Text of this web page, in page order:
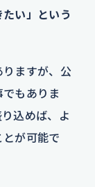
い」という
りますが、公
もありま
込めば、よ
が可能で